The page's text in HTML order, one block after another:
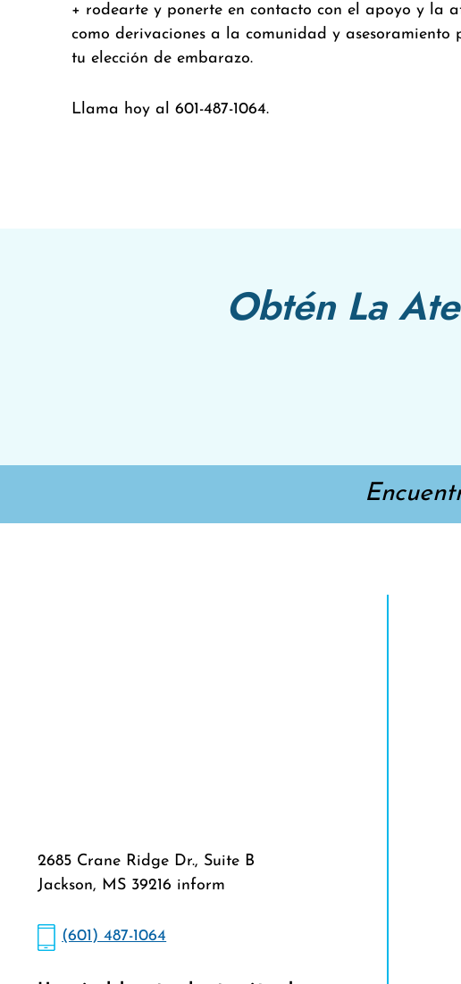
+ rodearte y ponerte en contacto con el apoyo y la
como derivaciones a la comunidad y asesoramiento
tu elección de embarazo.
Llama hoy al 601-487-1064.
Obtén La
2685 Crane Ridge Dr., Suite B
Jackson, MS 39216 inform
(601) 487-1064